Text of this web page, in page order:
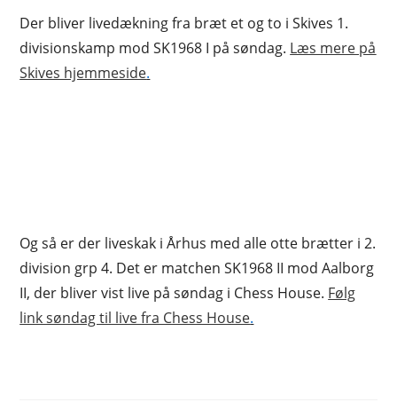
Der bliver livedækning fra bræt et og to i Skives 1.
divisionskamp mod SK1968 I på søndag. Læs mere på
Skives hjemmeside.
Og så er der liveskak i Århus med alle otte brætter i 2.
division grp 4. Det er matchen SK1968 II mod Aalborg
II, der bliver vist live på søndag i Chess House. Følg
link søndag til live fra Chess House.